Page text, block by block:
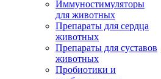
Иммуностимуляторы
для животных
Препараты для сердца
животных
Препараты для суставов
животных
Пробиотики и